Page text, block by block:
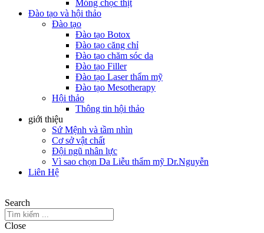
Móng chọc thịt
Đào tạo và hội thảo
Đào tạo
Đào tạo Botox
Đào tạo căng chỉ
Đào tạo chăm sóc da
Đào tạo Filler
Đào tạo Laser thẩm mỹ
Đào tạo Mesotherapy
Hội thảo
Thông tin hội thảo
giới thiệu
Sứ Mệnh và tầm nhìn
Cơ sở vật chất
Đội ngũ nhân lực
Vì sao chọn Da Liễu thẩm mỹ Dr.Nguyễn
Liên Hệ
Search
Close